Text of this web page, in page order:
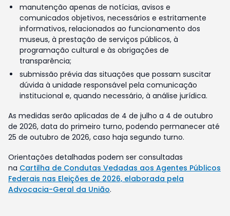
manutenção apenas de notícias, avisos e
comunicados objetivos, necessários e estritamente
informativos, relacionados ao funcionamento dos
museus, à prestação de serviços públicos, à
programação cultural e às obrigações de
transparência;
submissão prévia das situações que possam suscitar
dúvida à unidade responsável pela comunicação
institucional e, quando necessário, à análise jurídica.
As medidas serão aplicadas de 4 de julho a 4 de outubro
de 2026, data do primeiro turno, podendo permanecer até
25 de outubro de 2026, caso haja segundo turno.
Orientações detalhadas podem ser consultadas
na Cartilha de Condutas Vedadas aos Agentes Públicos
Federais nas Eleições de 2026, elaborada pela
Advocacia-Geral da União.